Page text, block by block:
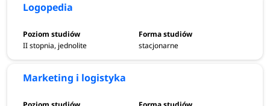
Logopedia
II stopnia, jednolite stacjonarne
Marketing i logistyka